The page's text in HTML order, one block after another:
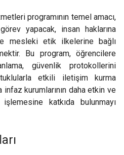
programının temel amacı,
yapacak, insan haklarına
mesleki etik ilkelerine bağlı
Bu program, öğrencilere
güvenlik protokollerini
etkili iletişim kurma
kurumlarının daha etkin ve
katkıda bulunmayı